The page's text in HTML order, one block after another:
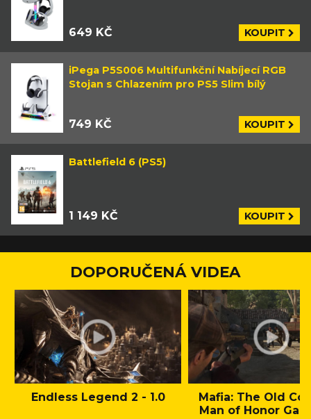
649 KČ KOUPIT
iPega P5S006 Multifunkční Nabíjecí RGB
Stojan s Chlazením pro PS5 Slim bílý
749 KČ KOUPIT
Battlefield 6 (PS5)
1 149 KČ KOUPIT
DOPORUČENÁ VIDEA
Endless Legend 2 - 1.0
Mafia: The Old
Man of Honor